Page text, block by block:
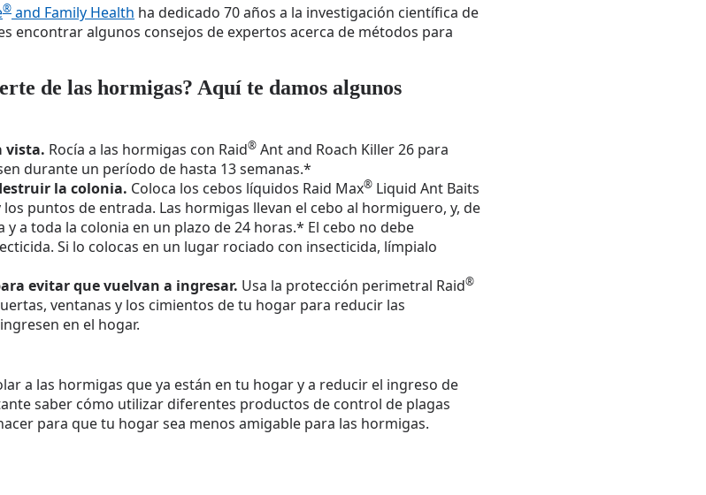
® and Family Health ha dedicado 70 años a la investigación científica de
encontrar algunos consejos de expertos acerca de métodos para
de las hormigas? Aquí te damos algunos
vista. Rocía a las hormigas con Raid® Ant and Roach Killer 26 para
durante un período de hasta 13 semanas.*
la colonia. Coloca los cebos líquidos Raid Max® Liquid Ant Baits
puntos de entrada. Las hormigas llevan el cebo al hormiguero, y, de
a toda la colonia en un plazo de 24 horas.* El cebo no debe
Si lo colocas en un lugar rociado con insecticida, límpialo
evitar que vuelvan a ingresar. Usa la protección perimetral Raid®
ventanas y los cimientos de tu hogar para reducir las
en el hogar.
a las hormigas que ya están en tu hogar y a reducir el ingreso de
saber cómo utilizar diferentes productos de control de plagas
para que tu hogar sea menos amigable para las hormigas.